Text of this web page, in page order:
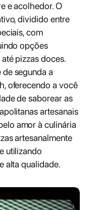
e acolhedor. O
dividido entre
com
opções
pizzas doces.
segunda a
oferecendo a você
de saborear as
artesanais
amor à culinária
artesanalmente
utilizando
alta qualidade.